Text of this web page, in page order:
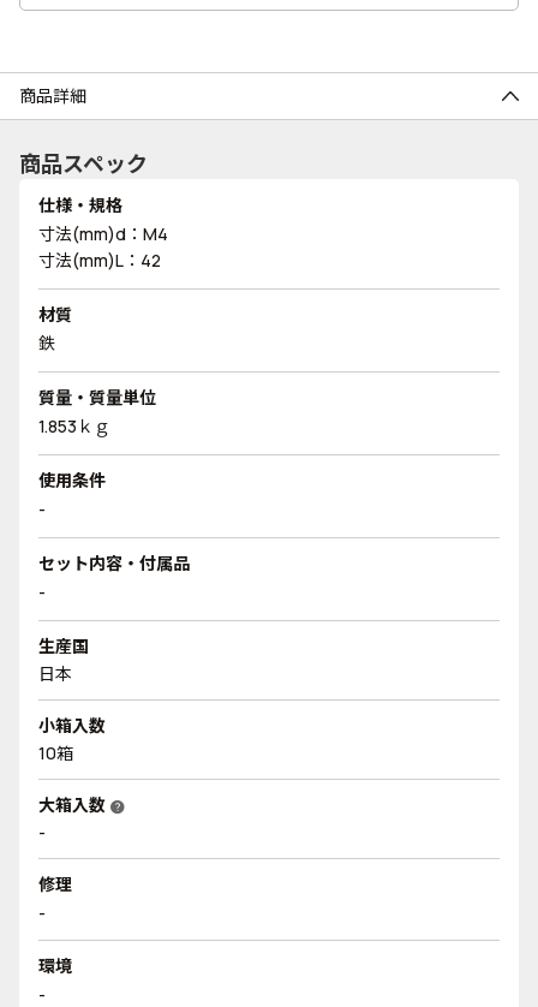
商品詳細
商品スペック
仕様・規格
寸法(mm)d：M4
寸法(mm)L：42
材質
鉄
質量・質量単位
1.853ｋｇ
使用条件
-
セット内容・付属品
-
生産国
日本
小箱入数
10箱
大箱入数 help
-
修理
-
環境
-